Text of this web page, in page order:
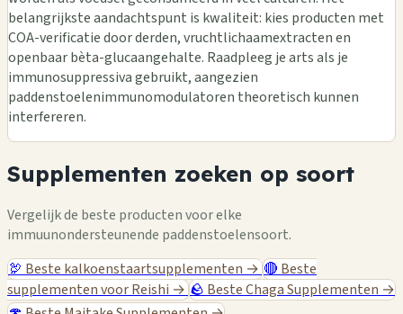
belangrijkste aandachtspunt is kwaliteit: kies producten met
COA-verificatie door derden, vruchtlichaamextracten en
openbaar bèta-glucaangehalte. Raadpleeg je arts als je
immunosuppressiva gebruikt, aangezien
paddenstoelenimmunomodulatoren theoretisch kunnen
interfereren.
Supplementen zoeken op soort
Vergelijk de beste producten voor elke
immuunondersteunende paddenstoelensoort.
🦃 Beste kalkoenstaartsupplementen → 🔴 Beste
supplementen voor Reishi → 🪨 Beste Chaga Supplementen →